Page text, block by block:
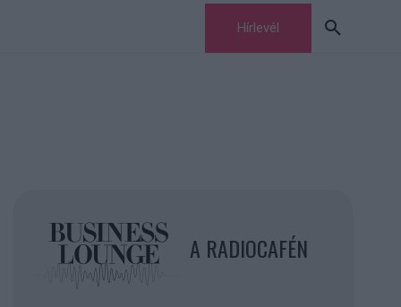
Hírlevél
A RADIOCAFÉN